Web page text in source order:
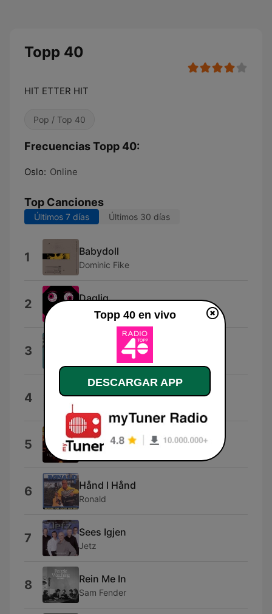
Topp 40
HIT ETTER HIT
Pop / Top 40
Frecuencias Topp 40:
Oslo: Online
Top Canciones
Últimos 7 días Últimos 30 días
1 Babydoll
Dominic Fike
2 Daglig
Ari Bajgora
3 Effortlessly Epic
Scorched Score
4
5 Himmelen Brenner
Bailltak
6 Hånd I Hånd
Ronald
7 Sees Igjen
Jetz
8 Rein Me In
Sam Fender
Topp 40 en vivo
DESCARGAR APP